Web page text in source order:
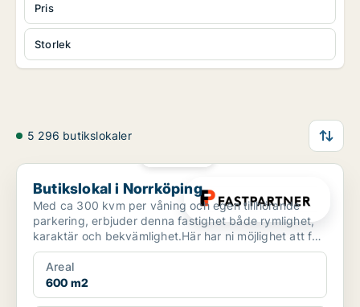
Storlek
Pris
5 296 butikslokaler
Butikslokal i Norrköping
Butikslokal i Norrköping
Med ca 300 kvm per våning och egen tillhörande
parkering, erbjuder denna fastighet både rymlighet,
karaktär och bekvämlighet.Här har ni möjlighet att få
hela...
Areal
600 m2